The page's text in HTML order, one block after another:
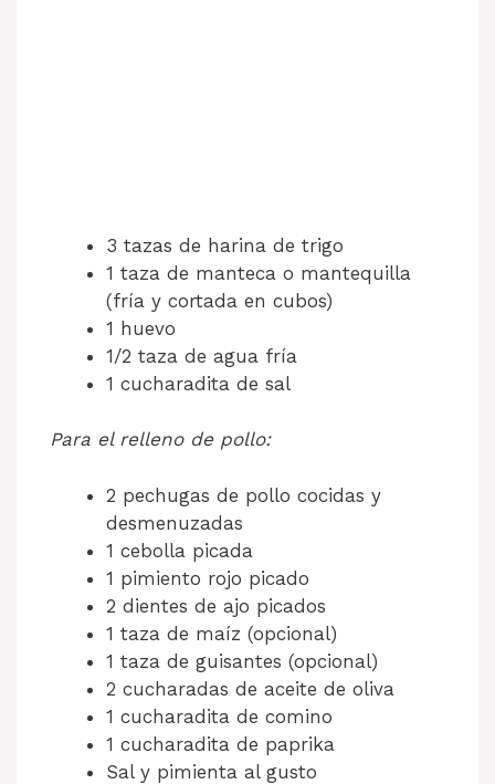
3 tazas de harina de trigo
1 taza de manteca o mantequilla
(fría y cortada en cubos)
1 huevo
1/2 taza de agua fría
1 cucharadita de sal
Para el relleno de pollo:
2 pechugas de pollo cocidas y
desmenuzadas
1 cebolla picada
1 pimiento rojo picado
2 dientes de ajo picados
1 taza de maíz (opcional)
1 taza de guisantes (opcional)
2 cucharadas de aceite de oliva
1 cucharadita de comino
1 cucharadita de paprika
Sal y pimienta al gusto